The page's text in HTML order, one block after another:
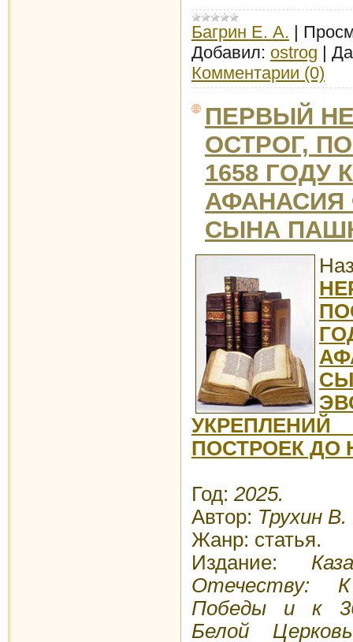
Багрин Е. А.
Добавил: ostrog
Комментарии (0)
ПЕРВЫЙ
ОСТРОГ,
1658 ГОДУ
СЫНА
ПОСТРОЕК ДО
Год: 2025.
Автор: Трухин
Жанр: статья.
Издание:
Отечеству:
Победы и к
Белой